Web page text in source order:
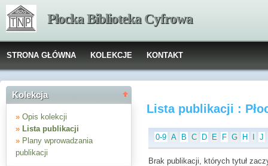
Płocka Biblioteka Cyfrowa
STRONA GŁÓWNA KOLEKCJE KONTAKT
Kolekcja
» Opis kolekcji
» Lista publikacji
» Plany wprowadzania
publikacji
Lista publikacji :
0-9 A B C D E F G H J
Brak publikacji, których tytuł